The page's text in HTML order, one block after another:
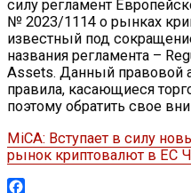
силу регламент
№ 2023/1114 о рынках
известный под
названия регламента –
Assets. Данный правовой
правила, касающиеся
поэтому обратить свое
MiCA: Вступает в силу
рынок криптовалют в ЕС